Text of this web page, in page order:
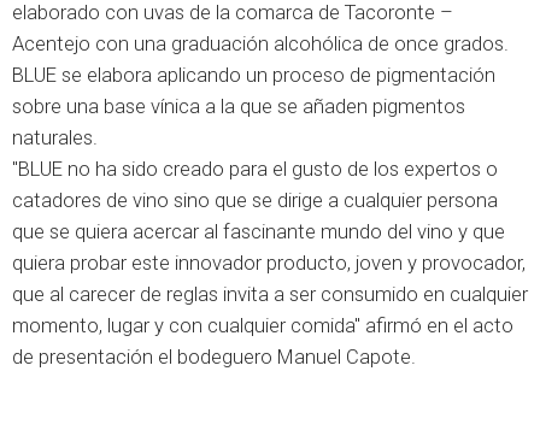
elaborado con uvas de la comarca de Tacoronte –
Acentejo con una graduación alcohólica de once grados.
BLUE se elabora aplicando un proceso de pigmentación
sobre una base vínica a la que se añaden pigmentos
naturales.
"BLUE no ha sido creado para el gusto de los expertos o
catadores de vino sino que se dirige a cualquier persona
que se quiera acercar al fascinante mundo del vino y que
quiera probar este innovador producto, joven y provocador,
que al carecer de reglas invita a ser consumido en cualquier
momento, lugar y con cualquier comida" afirmó en el acto
de presentación el bodeguero Manuel Capote.